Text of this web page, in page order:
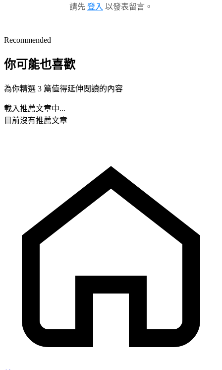
請先 登入 以發表留言。
Recommended
你可能也喜歡
為你精選 3 篇值得延伸閱讀的內容
載入推薦文章中...
目前沒有推薦文章